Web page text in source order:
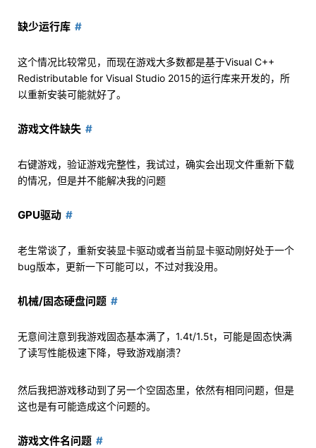
缺少运行库
这个情况比较常见，而现在游戏大多数都是基于Visual C++
Redistributable for Visual Studio 2015的运行库来开发的，所
以重新安装可能就好了。
游戏文件缺失
右键游戏，验证游戏完整性，我试过，确实会出现文件重新下载
的情况，但是并不能解决我的问题
GPU驱动
老生常谈了，重新安装显卡驱动或者当前显卡驱动刚好处于一个
bug版本，更新一下可能可以，不过对我没用。
机械/固态硬盘问题
无意间注意到我游戏固态基本满了，1.4t/1.5t，可能是固态快满
了读写性能极速下降，导致游戏崩溃？
然后我把游戏移动到了另一个空固态里，依然有相同问题，但是
这也是有可能造成这个问题的。
游戏文件名问题